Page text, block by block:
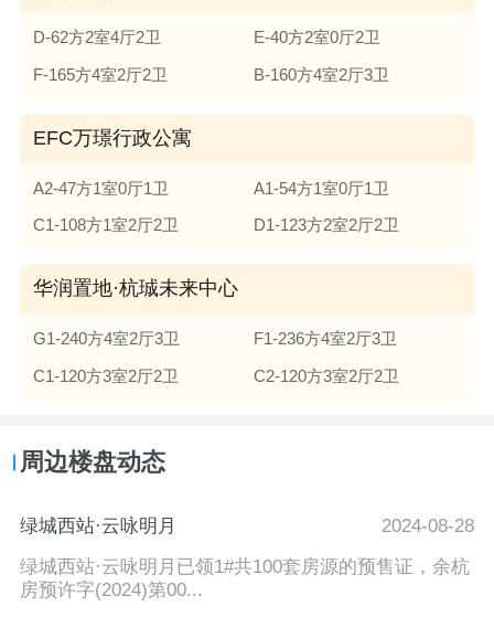
D-62方2室4厅2卫
E-40方2室0厅2卫
F-165方4室2厅2卫
B-160方4室2厅3卫
EFC万璟行政公寓
A2-47方1室0厅1卫
A1-54方1室0厅1卫
C1-108方1室2厅2卫
D1-123方2室2厅2卫
华润置地·杭珹未来中心
G1-240方4室2厅3卫
F1-236方4室2厅3卫
C1-120方3室2厅2卫
C2-120方3室2厅2卫
周边楼盘动态
绿城西站·云咏明月
2024-08-28
绿城西站·云咏明月已领1#共100套房源的预售证，余杭
房预许字(2024)第00...